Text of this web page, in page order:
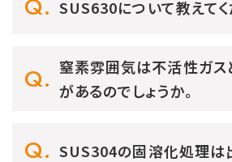
SUS630について教えてく
窒素雰囲気は不活性ガス
があるのでしょうか。
SUS304の固溶化処理は